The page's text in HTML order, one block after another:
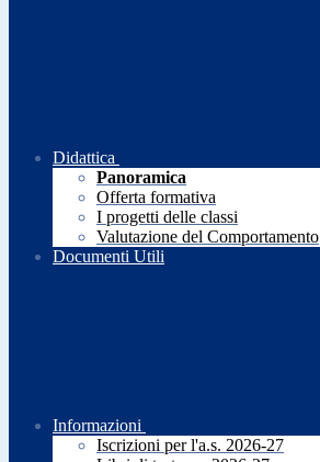
Didattica
Panoramica
Offerta formativa
I progetti delle classi
Valutazione del Comportamento
Documenti Utili
Informazioni
Iscrizioni per l'a.s. 2026-27